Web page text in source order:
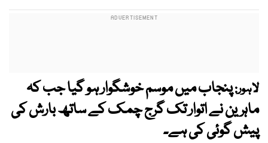
لاہور:پنجاب میں موسم خوشگوار ہو گیا جب کہ
ماہرین نے اتوار تک گرج چمک کے ساتھ بارش کی
پیش گوئی کی ہے۔